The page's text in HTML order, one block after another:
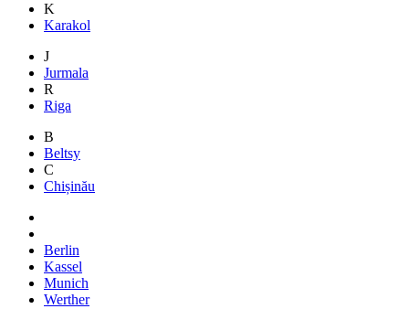
K
Karakol
J
Jurmala
R
Riga
B
Beltsy
C
Chișinău
Berlin
Kassel
Munich
Werther